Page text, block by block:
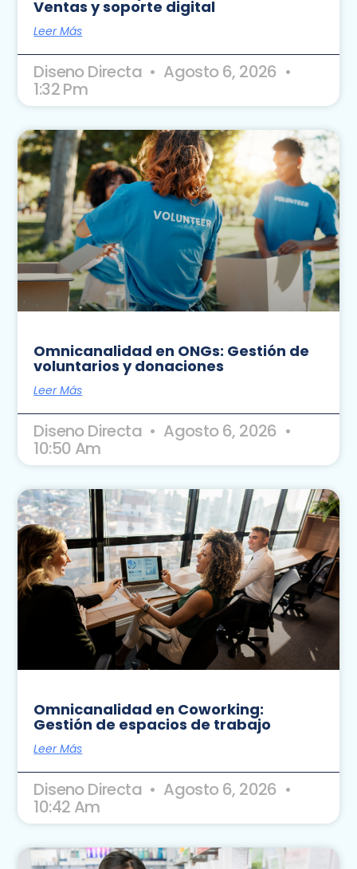
Ventas y soporte digital
Leer Más
Diseno Directa Agosto 6, 2026
1:32 Pm
Omnicanalidad en ONGs: Gestión de
voluntarios y donaciones
Leer Más
Diseno Directa Agosto 6, 2026
10:50 Am
Omnicanalidad en Coworking:
Gestión de espacios de trabajo
Leer Más
Diseno Directa Agosto 6, 2026
10:42 Am